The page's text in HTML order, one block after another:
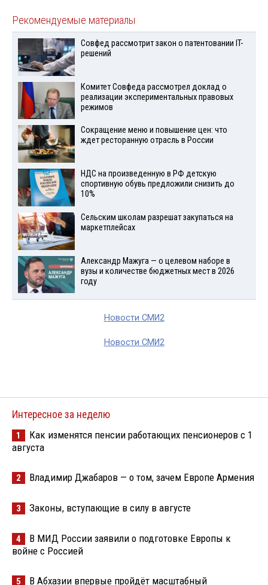
Рекомендуемые материалы
Совфед рассмотрит закон о патентовании IT-
решений
Комитет Совфеда рассмотрел доклад о
реализации экспериментальных правовых
режимов
Сокращение меню и повышение цен: что
ждет ресторанную отрасль в России
НДС на произведенную в РФ детскую
спортивную обувь предложили снизить до
10%
Сельским школам разрешат закупаться на
маркетплейсах
Александр Мажуга — о целевом наборе в
вузы и количестве бюджетных мест в 2026
году
Новости СМИ2
Новости СМИ2
Интересное за неделю
1
Как изменятся пенсии работающих пенсионеров с 1
августа
2 Владимир Джабаров — о том, зачем Европе Армения
3 Законы, вступающие в силу в августе
4
В МИД России заявили о подготовке Европы к
войне с Россией
5
В Абхазии впервые пройдёт масштабный